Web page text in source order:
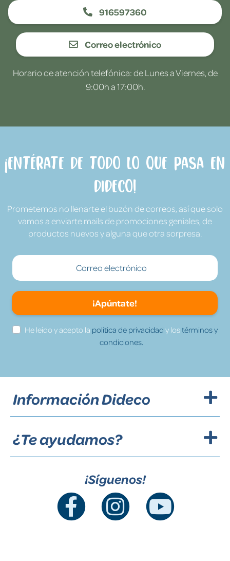
916597360
Correo electrónico
Horario de atención telefónica: de Lunes a Viernes, de
9:00h a 17:00h.
¡Entérate de todo lo que pasa en
Dideco!
Prometemos no llenarte el buzón de correos, así que solo
vamos a enviarte mails de promociones geniales, de
productos nuevos y alguna que otra sorpresa.
¡Apúntate!
He leído y acepto la política de privacidad y lostérminos y
condiciones.
Información Dideco
¿Te ayudamos?
¡Síguenos!